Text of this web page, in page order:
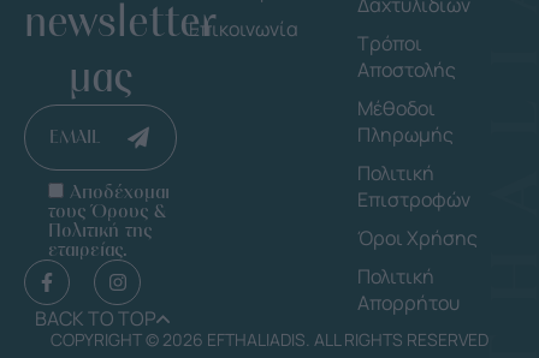
newsletter
μας
EMAIL
Αποδέχομαι
τους Όρους &
Πολιτική της
εταιρείας.
BACK TO TOP
Επικοινωνία
Τρόποι
Αποστολής
Μέθοδοι
Πληρωμής
Πολιτική
Επιστροφών
Όροι Χρήσης
Πολιτική
Απορρήτου
COPYRIGHT © 2026 EFTHALIADIS. ALL RIGHTS RESERVED